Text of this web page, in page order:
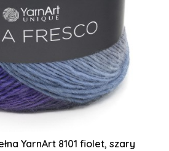
YarnArt 8101 fiolet, szary